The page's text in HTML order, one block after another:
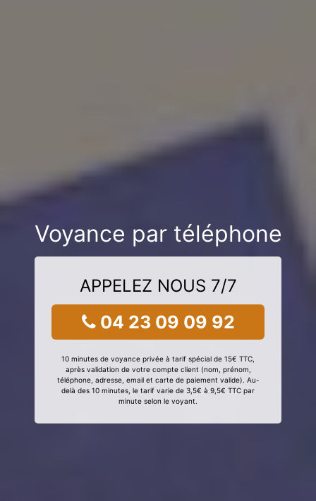
Voyance par téléphone
APPELEZ NOUS 7/7
04 23 09 09 92
10 minutes de voyance privée à tarif spécial de 15€ TTC,
après validation de votre compte client (nom, prénom,
téléphone, adresse, email et carte de paiement valide). Au-
delà des 10 minutes, le tarif varie de 3,5€ à 9,5€ TTC par
minute selon le voyant.